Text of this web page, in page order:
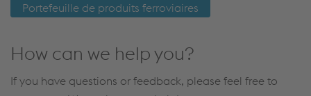
Portefeuille de produits ferroviaires
How can we help you?
If you have questions or feedback, please feel free to